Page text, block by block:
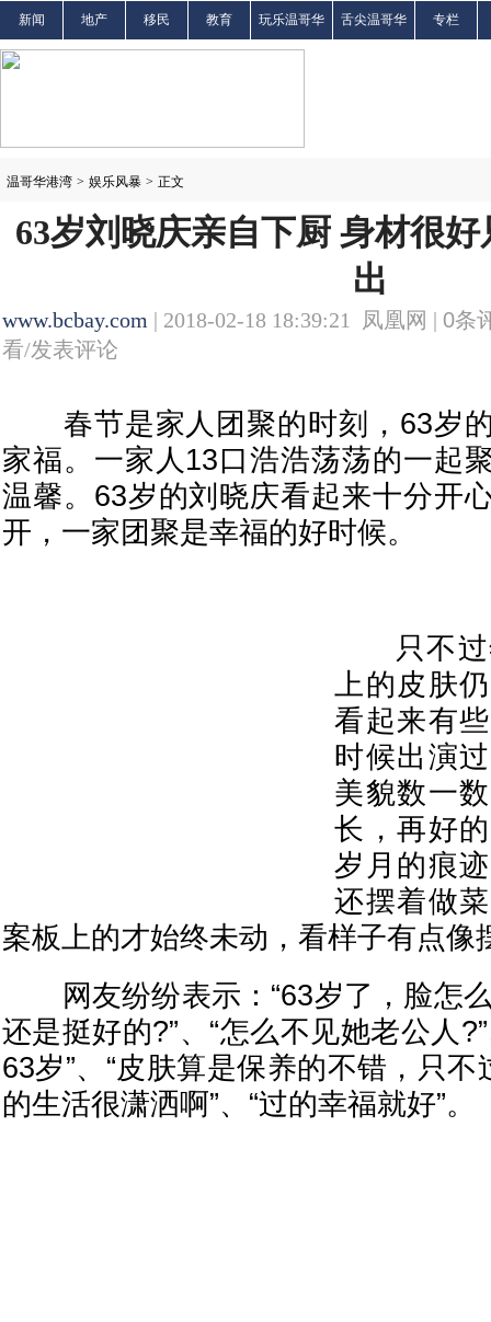
新闻 地产 移民 教育 玩乐温哥华 舌尖温哥华 专栏
温哥华港湾 > 娱乐风暴 > 正文
63岁刘晓庆亲自下厨 身材很
出
www.bcbay.com | 2018-02-18 18:39:21 凤凰网 | 0条
看/发表评论
春节是家人团聚的时刻，63岁的
家福。一家人13口浩浩荡荡的一起
温馨。63岁的刘晓庆看起来十分开
开，一家团聚是幸福的好时候。
只不过
上的皮肤
看起来有
时候出演
美貌数一
长，再好
岁月的痕
还摆着做
案板上的才始终未动，看样子有点像
网友纷纷表示：“63岁了，脸怎么
还是挺好的?”、“怎么不见她老公人
63岁”、“皮肤算是保养的不错，只不
的生活很潇洒啊”、“过的幸福就好”。